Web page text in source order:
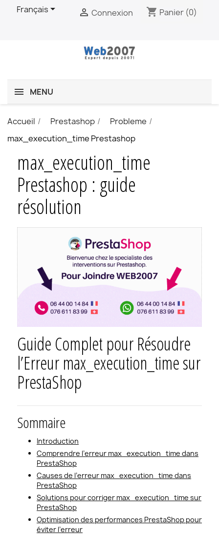
Français  Connexion shopping_cart Panier (0)
MENU
Accueil Prestashop
Probleme
max_execution_time Prestashop
max_execution_time
Prestashop : guide
résolution
Guide Complet pour Résoudre
l’Erreur max_execution_time sur
PrestaShop
Sommaire
Introduction
Comprendre l’erreur max_execution_time dans
PrestaShop
Causes de l’erreur max_execution_time dans
PrestaShop
Solutions pour corriger max_execution_time sur
PrestaShop
Optimisation des performances PrestaShop pour
éviter l’erreur